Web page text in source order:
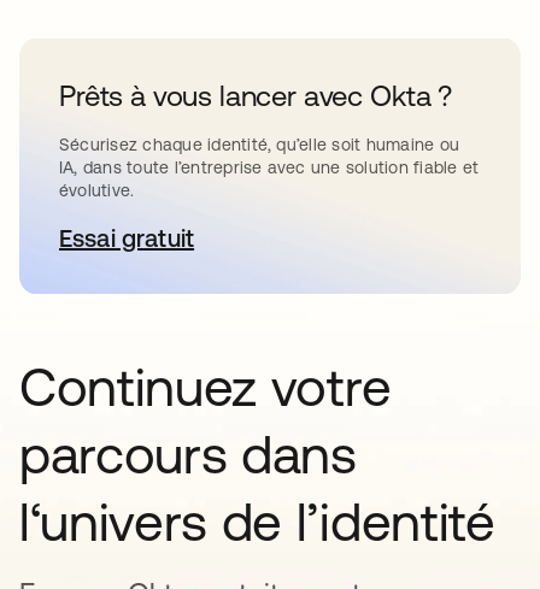
Prêts à vous lancer avec Okta ?
Sécurisez chaque identité, qu’elle soit humaine ou
IA, dans toute l’entreprise avec une solution fiable et
évolutive.
Essai gratuits’ouvre dans un nouvel onglet
Continuez votre
parcours dans
l‘univers de l’identité